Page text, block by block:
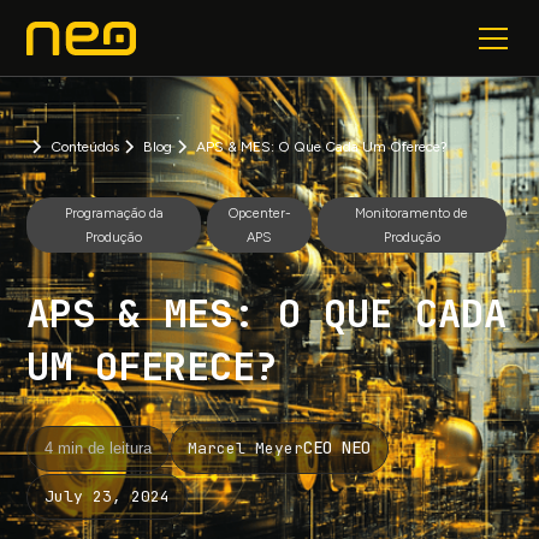
Conteúdos Blog APS & MES: O Que Cada Um Oferece?
Programação da
Produção
Opcenter-
APS
Monitoramento de
Produção
APS & MES: O QUE CADA
UM OFERECE?
4 min de leitura Marcel MeyerCEO NEO
July 23, 2024